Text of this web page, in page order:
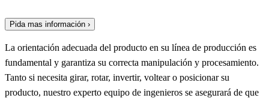
Pida mas información ›
La orientación adecuada del producto en su línea de producción es
fundamental y garantiza su correcta manipulación y procesamiento.
Tanto si necesita girar, rotar, invertir, voltear o posicionar su
producto, nuestro experto equipo de ingenieros se asegurará de que